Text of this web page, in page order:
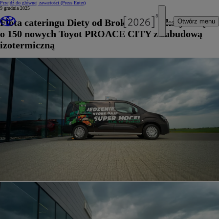
Przejdź do głównej zawartości (Press Enter)
Otwórz menu
9 grudnia 2025
Flota cateringu Diety od Brokuła powiększyła się
o 150 nowych Toyot PROACE CITY z zabudową
izotermiczną